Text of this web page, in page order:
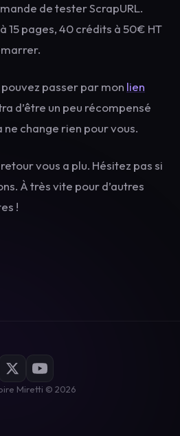
de tester ScrapURL.
15 pages, 40 crédits à 50€ HT
passer par mon lien
d’être un peu récompensé
change rien pour vous.
vous a plu. Hésitez pas si
À très vite pour d’autres
!
Miretti © 2026